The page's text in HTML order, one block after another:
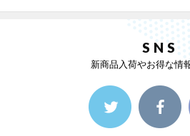
SNS
新商品入荷やお得な情